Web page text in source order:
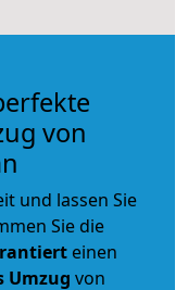
von
und lassen Sie
Sie die
einen
Umzug von